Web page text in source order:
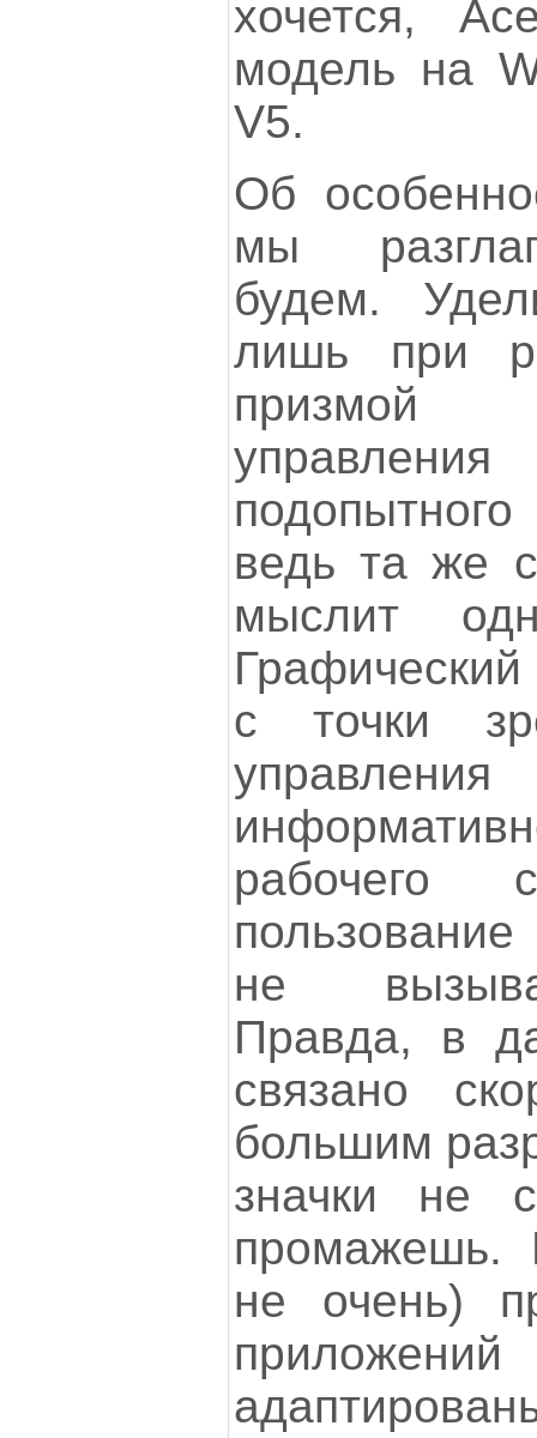
хочется,
модель на
V5.
Об
мы
будем.
лишь при
призмой
ведь та же
мыслит
с точки
рабочего
не
Правда, в
связано
большим
значки не
промажешь.
не очень)